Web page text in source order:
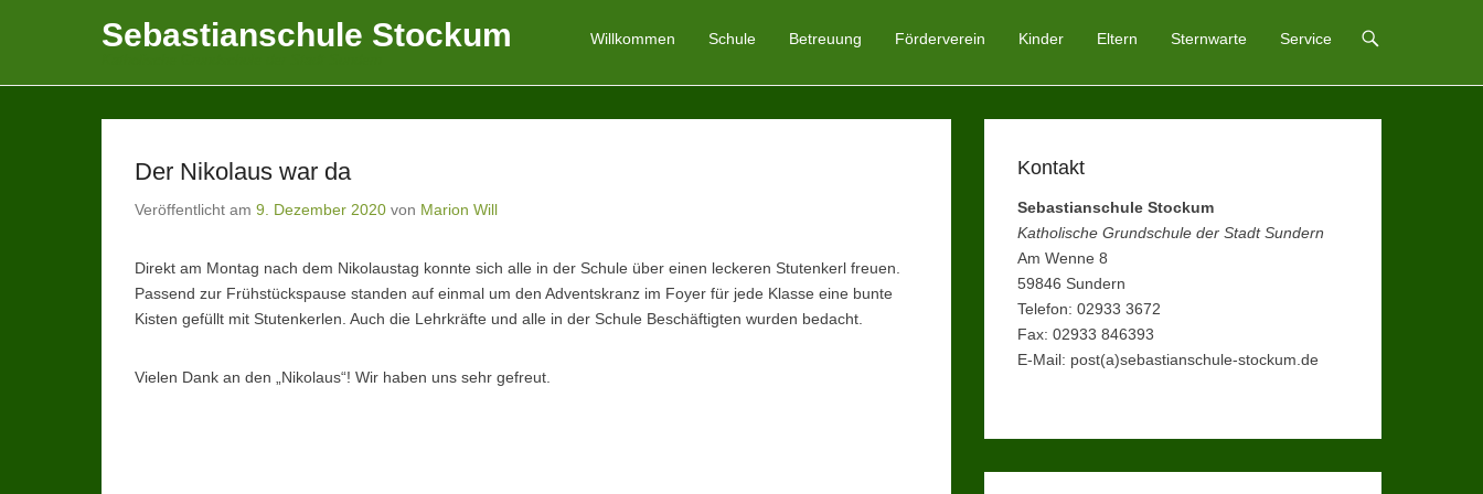
Sebastianschule Stockum Primäres Menü
Zum Inhalt springen
Willkommen Schule Betreuung Förderverein Kinder Eltern Sternwarte Service
Der Nikolaus war da
Veröffentlicht am 9. Dezember 2020 von Marion Will
Direkt am Montag nach dem Nikolaustag konnte sich alle in der Schule über einen leckeren Stutenkerl freuen.
Passend zur Frühstückspause standen auf einmal um den Adventskranz im Foyer für jede Klasse eine bunte
Kisten gefüllt mit Stutenkerlen. Auch die Lehrkräfte und alle in der Schule Beschäftigten wurden bedacht.
Vielen Dank an den „Nikolaus“! Wir haben uns sehr gefreut.
Kontakt
Sebastianschule Stockum
Katholische Grundschule der Stadt Sundern
Am Wenne 8
59846 Sundern
Telefon: 02933 3672
Fax: 02933 846393
E-Mail: post(a)sebastianschule-stockum.de